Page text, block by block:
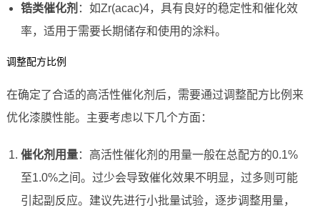
锆类催化剂 ：如Zr(acac)4，具有良好的稳定性和催化效
率，适用于需要长期储存和使用的涂料。
调整配方比例
在确定了合适的高活性催化剂后，需要通过调整配方比例来
优化漆膜性能。主要考虑以下几个方面：
催化剂用量：高活性催化剂的用量一般在总配方的0.1%
至1.0%之间。过少会导致催化效果不明显，过多则可能
引起副反应。建议先进行小批量试验，逐步调整用量，